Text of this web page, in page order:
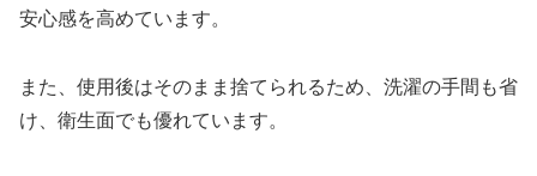
安心感を高めています。
また、使用後はそのまま捨てられるため、洗濯の手間も省
け、衛生面でも優れています。